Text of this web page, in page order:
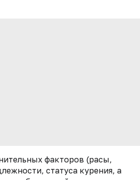
факторов (расы,
статуса курения, а